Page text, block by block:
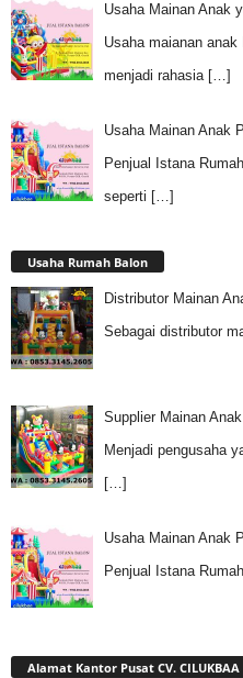
Usaha Mainan Anak
Usaha maianan
menjadi rahasia […]
Usaha Mainan Anak
Penjual Istana
seperti […]
Usaha Rumah Balon
Distributor Mainan
Sebagai distributor
Supplier Mainan Anak
Menjadi pengusaha
[…]
Usaha Mainan Anak
Penjual Istana
Alamat Kantor Pusat CV. CILUKBAA